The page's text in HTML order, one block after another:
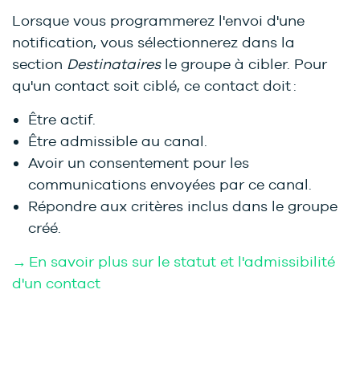
Lorsque vous programmerez l'envoi d'une
notification, vous sélectionnerez dans la
section Destinatairesle groupe à cibler. Pour
qu'un contact soit ciblé, ce contact doit :
Être actif.
Être admissible au canal.
Avoir un consentement pour les
communications envoyées par ce canal.
Répondre aux critères inclus dans le groupe
créé.
→ En savoir plus sur le statut et l'admissibilité
d'un contact